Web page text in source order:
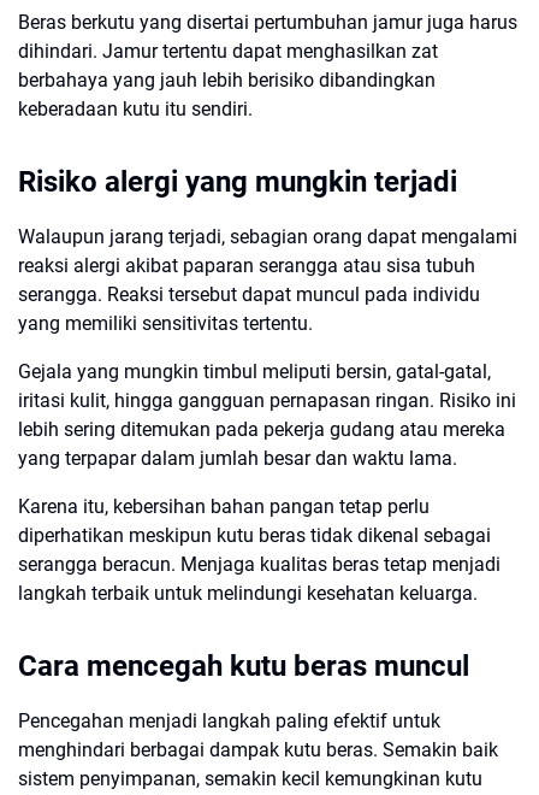
Beras berkutu yang disertai pertumbuhan jamur juga harus
dihindari. Jamur tertentu dapat menghasilkan zat
berbahaya yang jauh lebih berisiko dibandingkan
keberadaan kutu itu sendiri.
Risiko alergi yang mungkin terjadi
Walaupun jarang terjadi, sebagian orang dapat mengalami
reaksi alergi akibat paparan serangga atau sisa tubuh
serangga. Reaksi tersebut dapat muncul pada individu
yang memiliki sensitivitas tertentu.
Gejala yang mungkin timbul meliputi bersin, gatal-gatal,
iritasi kulit, hingga gangguan pernapasan ringan. Risiko ini
lebih sering ditemukan pada pekerja gudang atau mereka
yang terpapar dalam jumlah besar dan waktu lama.
Karena itu, kebersihan bahan pangan tetap perlu
diperhatikan meskipun kutu beras tidak dikenal sebagai
serangga beracun. Menjaga kualitas beras tetap menjadi
langkah terbaik untuk melindungi kesehatan keluarga.
Cara mencegah kutu beras muncul
Pencegahan menjadi langkah paling efektif untuk
menghindari berbagai dampak kutu beras. Semakin baik
sistem penyimpanan, semakin kecil kemungkinan kutu